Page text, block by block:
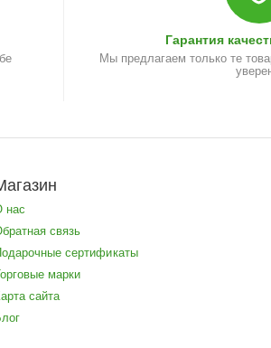
Гарантия
Мы предлагаем только те
нас
связь
сертификаты
марки
сайта